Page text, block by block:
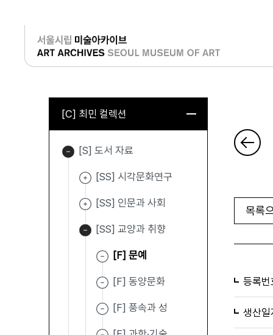
로그인
[C] 최민 컬렉션
[S] 도서 자료
[SS] 시각문화연구
[SS] 인문과 사회
[SS] 교양과 취향
[F] 문예
[F] 동양문화
[F] 풍속과 성
목록
등록번
생산일